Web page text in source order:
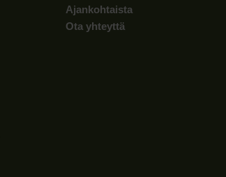
Ajankohtaista
Ota yhteyttä